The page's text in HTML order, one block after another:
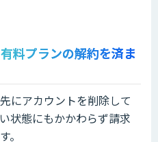
料プランの解約を済ま
にアカウントを削除して
状態にもかかわらず請求
。